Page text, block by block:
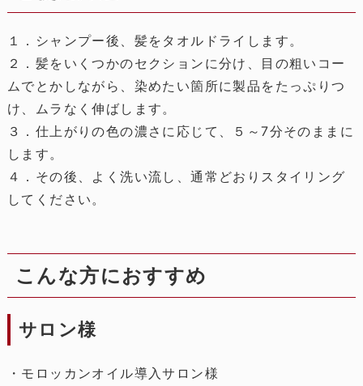
１．シャンプー後、髪をタオルドライします。
２．髪をいくつかのセクションに分け、目の粗いコー
ムでとかしながら、染めたい箇所に製品をたっぷりつ
け、ムラなく伸ばします。
３．仕上がりの色の濃さに応じて、５～7分そのままに
します。
４．その後、よく洗い流し、通常どおりスタイリング
してください。
こんな方におすすめ
サロン様
・モロッカンオイル導入サロン様